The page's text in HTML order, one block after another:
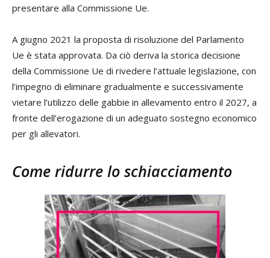
presentare alla Commissione Ue.
A giugno 2021 la proposta di risoluzione del Parlamento
Ue è stata approvata. Da ciò deriva la storica decisione
della Commissione Ue di rivedere l’attuale legislazione, con
l’impegno di eliminare gradualmente e successivamente
vietare l’utilizzo delle gabbie in allevamento entro il 2027, a
fronte dell’erogazione di un adeguato sostegno economico
per gli allevatori.
Come ridurre lo schiacciamento